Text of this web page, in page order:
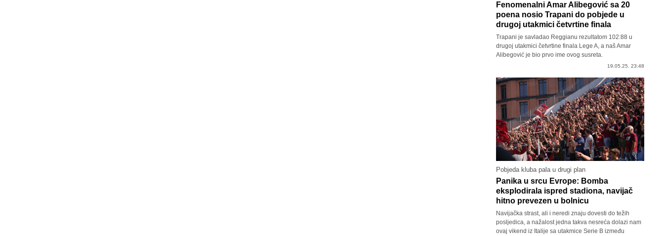
Fenomenalni Amar Alibegović sa 20
poena nosio Trapani do pobjede u
drugoj utakmici četvrtine finala
Trapani je savladao Reggianu rezultatom 102:88 u
drugoj utakmici četvrtine finala Lege A, a naš Amar
Alibegović je bio prvo ime ovog susreta.
19.05.25. 23:48
Pobjeda kluba pala u drugi plan
Panika u srcu Evrope: Bomba
eksplodirala ispred stadiona, navijač
hitno prevezen u bolnicu
Navijačka strast, ali i neredi znaju dovesti do težih
posljedica, a nažalost jedna takva nesreća dolazi nam
ovaj vikend iz Italije sa utakmice Serie B između